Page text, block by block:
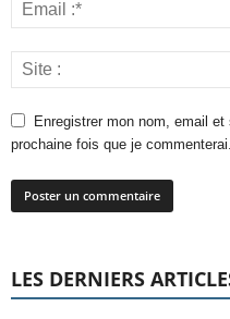
Enregistrer mon nom, email
prochaine fois que je commenterai.
LES DERNIERS